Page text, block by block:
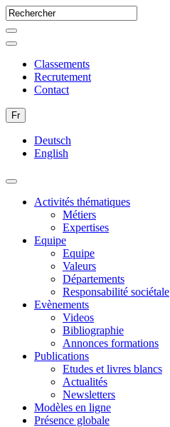
Classements
Recrutement
Contact
Fr
Deutsch
English
Activités thématiques
Métiers
Expertises
Equipe
Equipe
Valeurs
Départements
Responsabilité sociétale
Evènements
Videos
Bibliographie
Annonces formations
Publications
Etudes et livres blancs
Actualités
Newsletters
Modèles en ligne
Présence globale